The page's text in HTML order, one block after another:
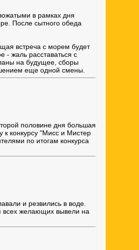
в рамках дня
После сытного обеда
встреча с морем будет
- жаль расставаться с
на будущее, сборы
еще одной смены.
половине дня большая
к конкурсу "Мисс и Мистер
по итогам конкурса
и резвились в воде.
всех желающих вывели на